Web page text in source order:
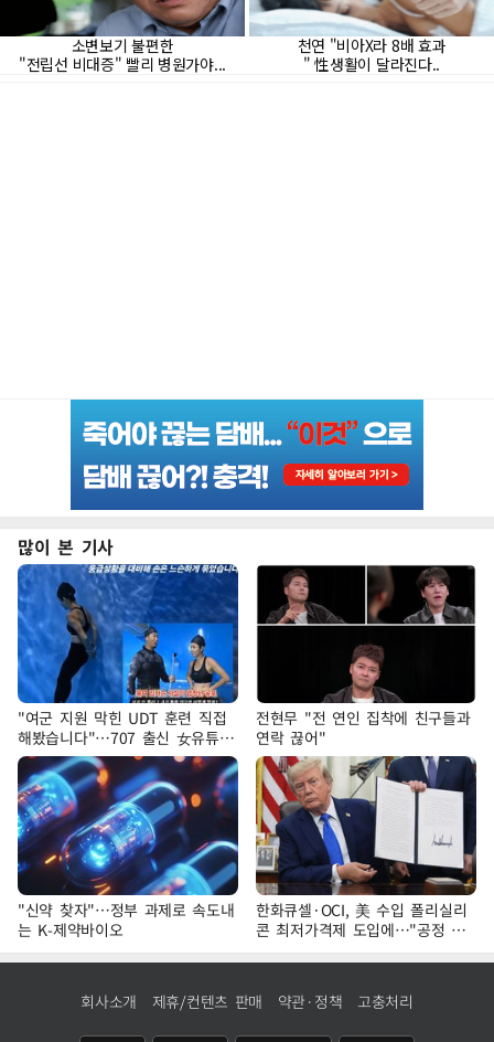
많이 본 기사
"여군 지원 막힌 UDT 훈련 직접
해봤습니다"…707 출신 女유튜버
'완벽 소화'
전현무 "전 연인 집착에 친구들과
연락 끊어"
"신약 찾자"…정부 과제로 속도내
는 K-제약바이오
한화큐셀·OCI, 美 수입 폴리실리
콘 최저가격제 도입에…"공정 경
쟁·수익성 개선 환영"
회사소개 제휴/컨텐츠 판매 약관·정책 고충처리